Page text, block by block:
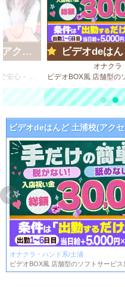
ープ)
ビデオBOX風 店舗型のソフトサービス店で安心・安全・高収入♪
ビデオdeはんど
オナクラ
ビデオdeはんど 土浦校(アク
オナクラ・ハンド系/土浦
ビデオBOX風 店舗型のソフトサービ